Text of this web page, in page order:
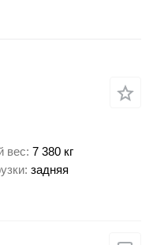
вес 7 380 кг
задняя